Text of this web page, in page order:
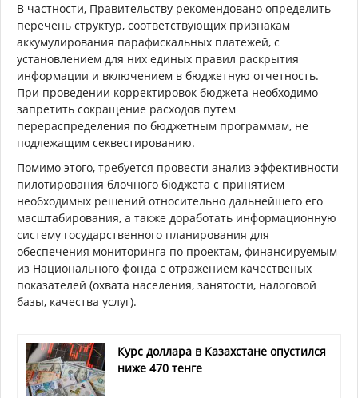
В частности, Правительству рекомендовано определить
перечень структур, соответствующих признакам
аккумулирования парафискальных платежей, с
установлением для них единых правил раскрытия
информации и включением в бюджетную отчетность.
При проведении корректировок бюджета необходимо
запретить сокращение расходов путем
перераспределения по бюджетным программам, не
подлежащим секвестированию.
Помимо этого, требуется провести анализ эффективности
пилотирования блочного бюджета с принятием
необходимых решений относительно дальнейшего его
масштабирования, а также доработать информационную
систему государственного планирования для
обеспечения мониторинга по проектам, финансируемым
из Национального фонда с отражением качественых
показателей (охвата населения, занятости, налоговой
базы, качества услуг).
Курс доллара в Казахстане опустился
ниже 470 тенге